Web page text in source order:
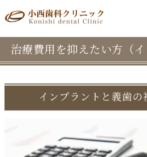
和歌山
ホーム
インプラント治療
治療費用を抑えたい方（イ
インプラントと義歯の